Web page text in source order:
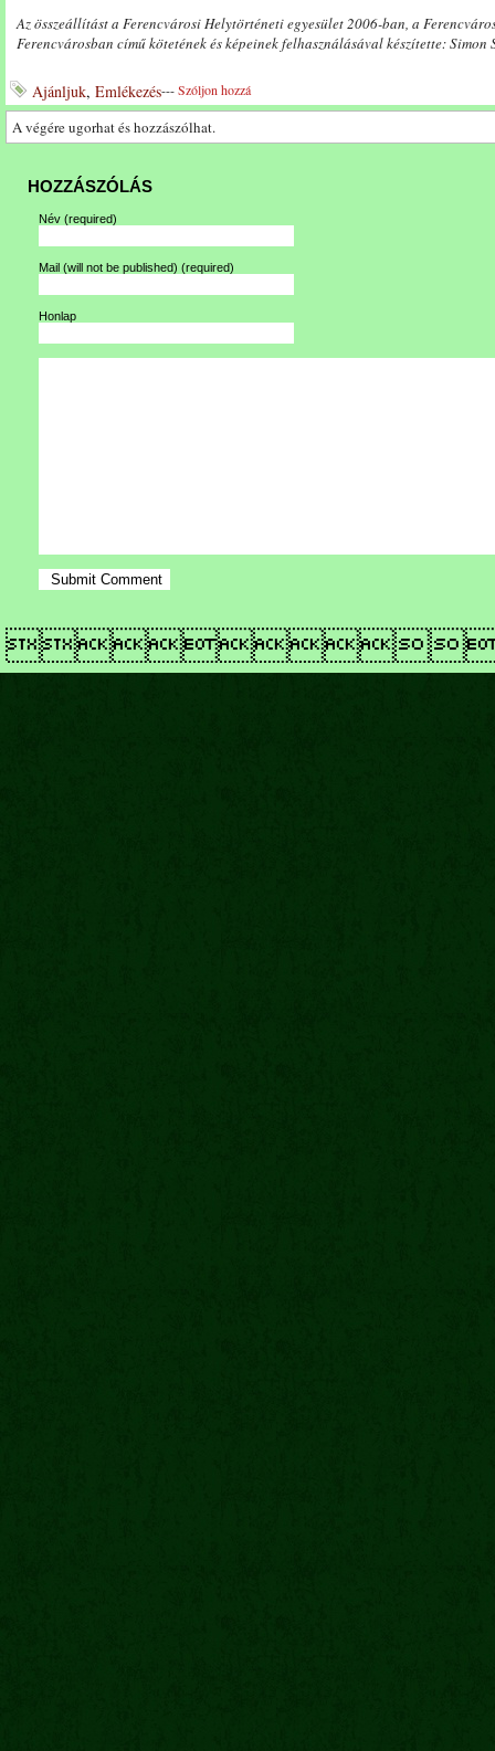
Az összeállítást a Ferencvárosi Helytörténeti egyesület 2006-ban, a
Ferencvárosban című kötetének és képeinek felhasználásával készítette: Simon
Ajánljuk, Emlékezés---Szóljon hozzá
A végére ugorhat és hozzászólhat.
HOZZÁSZÓLÁS
Név (required)
Mail (will not be published) (required)
Honlap